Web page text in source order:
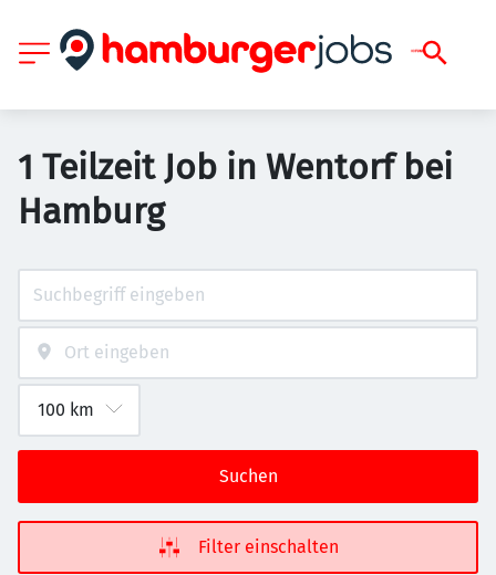
1 Teilzeit Job in Wentorf bei
Hamburg
Suchen
Filter einschalten